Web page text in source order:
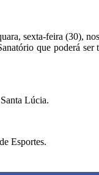
sexta-feira (30),
que poderá
Lúcia.
Esportes.